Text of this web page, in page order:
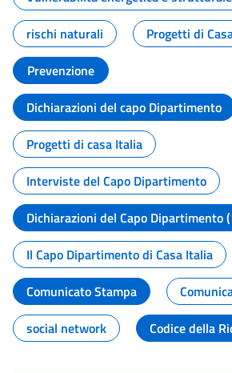
rischi naturali
Progetti di
Prevenzione
Dichiarazioni del capo Dipartimento
Progetti di casa Italia
Interviste del Capo Dipartimento
Dichiarazioni del Capo Dipartimento
Il Capo Dipartimento di Casa Italia
Comunicato Stampa
social network
Codice della